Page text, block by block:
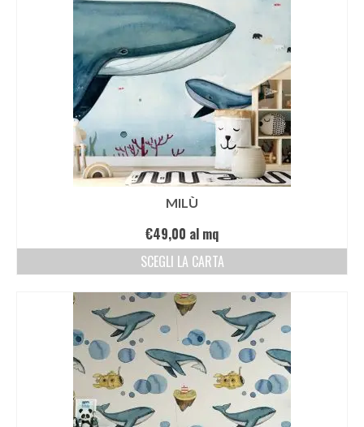
MILÙ
€49,00 al mq
SCEGLI LA CARTA